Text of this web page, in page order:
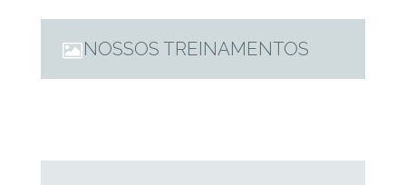
NOSSOS TREINAMENTOS